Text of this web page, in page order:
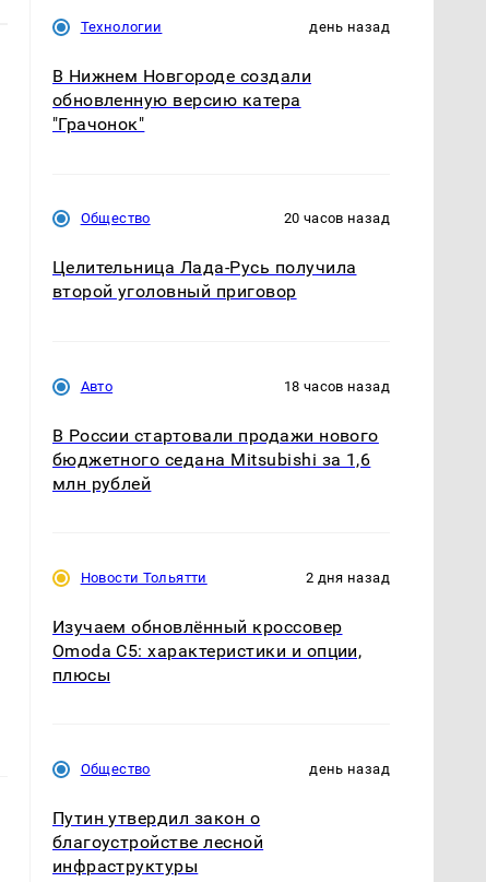
Технологии день назад
В Нижнем Новгороде создали
обновленную версию катера
"Грачонок"
Общество 20 часов назад
Целительница Лада-Русь получила
второй уголовный приговор
Авто 18 часов назад
В России стартовали продажи нового
бюджетного седана Mitsubishi за 1,6
млн рублей
Новости Тольятти 2 дня назад
Изучаем обновлённый кроссовер
Omoda C5: характеристики и опции,
плюсы
Общество день назад
Путин утвердил закон о
благоустройстве лесной
инфраструктуры